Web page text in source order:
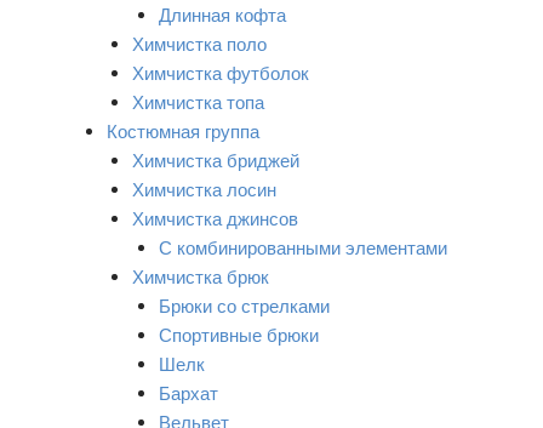
Длинная кофта
Химчистка поло
Химчистка футболок
Химчистка топа
Костюмная группа
Химчистка бриджей
Химчистка лосин
Химчистка джинсов
С комбинированными элементами
Химчистка брюк
Брюки со стрелками
Спортивные брюки
Шелк
Бархат
Вельвет